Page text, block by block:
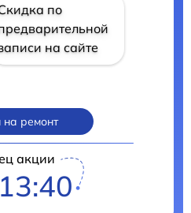
по
на сайте
ремонт
акции